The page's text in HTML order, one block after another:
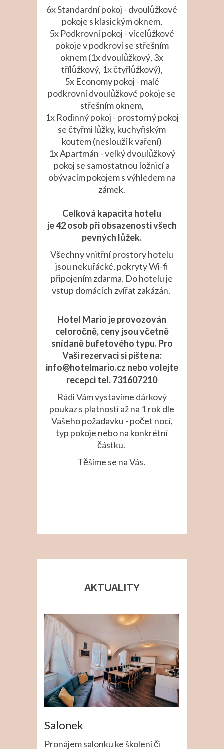
6x Standardní pokoj - dvoulůžkové
pokoje s klasickým oknem,
5x Podkrovní pokoj - vícelůžkové
pokoje v podkroví se střešním
oknem (1x dvoulůžkový, 3x
třílůžkový, 1x čtyřlůžkový),
5x Economy pokoj - malé
podkrovní dvoulůžkové pokoje se
střešním oknem,
1x Rodinný pokoj - prostorný pokoj
se čtyřmi lůžky, kuchyňským
koutem (neslouží k vaření)
1x Apartmán - velký dvoulůžkový
pokoj se samostatnou ložnicí a
obývacím pokojem s výhledem na
zámek.
Celková kapacita hotelu
je 42 osob při obsazenosti všech
pevných lůžek.
Všechny vnitřní prostory hotelu
jsou nekuřácké, pokryty Wi-fi
připojením zdarma. Do hotelu je
vstup domácích zvířat zakázán.
Hotel Mario je provozován
celoročně, ceny jsou včetně
snídaně bufetového typu. Pro
Vaši rezervaci si pište na:
info@hotelmario.cz nebo volejte
recepci tel. 731607210
Rádi Vám vystavíme dárkový
poukaz s platností až na 1 rok dle
Vašeho požadavku - počet nocí,
typ pokoje nebo na konkrétní
částku.
Těšíme se na Vás.
AKTUALITY
Salonek
Pronájem salonku ke školení či